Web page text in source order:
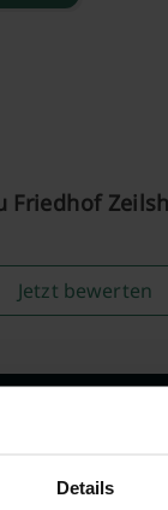
Details
Friedhof
Jetzt bewerten